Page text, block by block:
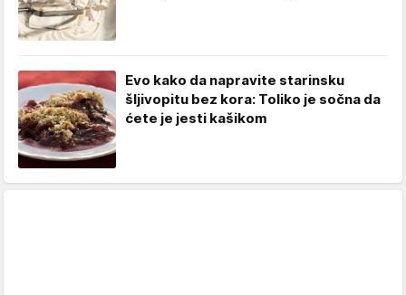
Evo kako da napravite starinsku
šljivopitu bez kora: Toliko je sočna da
ćete je jesti kašikom